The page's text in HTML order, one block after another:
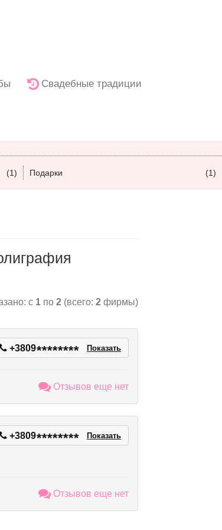
Свадебные традиции
(1) Подарки (1)
с 1 по 2 (всего: 2 фирмы)
+3809******** Показать
Отзывов еще нет
+3809******** Показать
Отзывов еще нет